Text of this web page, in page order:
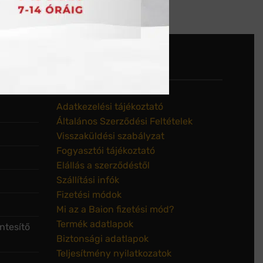
Adatkezelési tájékoztató
Általános Szerződési Feltételek
Visszaküldési szabályzat
Fogyasztói tájékoztató
Elállás a szerződéstől
Szállítási infók
Fizetési módok
Mi az a Baion fizetési mód?
Termék adatlapok
Biztonsági adatlapok
Teljesítmény nyilatkozatok